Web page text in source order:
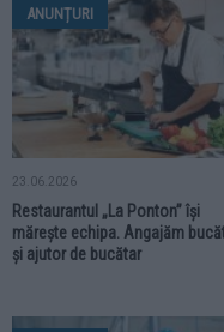
ANUNȚURI
23.06.2026
Restaurantul „La Ponton” își
mărește echipa. Angajăm
și ajutor de bucătar